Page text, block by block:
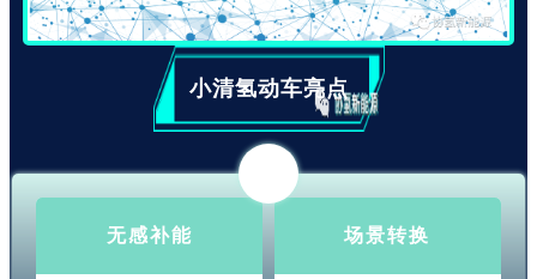
小清氢动车亮点
无感补能 场景转换